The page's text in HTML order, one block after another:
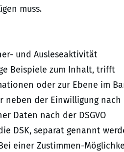
muss.
und Ausleseaktivität
Beispiele zum Inhalt, trifft
oder zur Ebene im
der Einwilligung nach
Daten nach der DSGVO
DSK, separat genannt
einer Zustimmen-